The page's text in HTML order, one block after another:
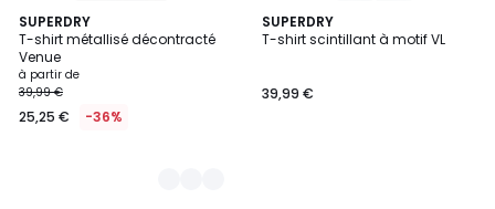
SUPERDRY
T-shirt métallisé décontracté
Venue
à partir de
39,99 €
25,25 € -36%
2
Couleurs
SUPERDRY
T-shirt scintillant à motif VL
39,99 €